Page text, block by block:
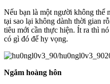
Nếu bạn là một người không thể
tại sao lại không dành thời gian
tiêu mới cần thực hiện. Ít ra thì
có gì đó để hy vọng.
Ngắm hoàng hôn